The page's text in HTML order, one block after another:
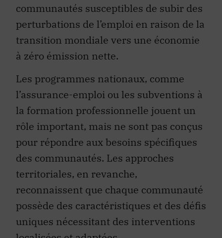
communautés susceptibles de subir des
perturbations de l’emploi en raison de la
transition mondiale vers une économie
à zéro émission nette.
Les programmes nationaux, comme
l’assurance-emploi ou les subventions à
la formation professionnelle jouent un
rôle important, mais ne sont pas conçus
pour répondre aux besoins spécifiques
des communautés. Les approches
territoriales, en revanche,
reconnaissent que chaque communauté
possède des caractéristiques et des défis
uniques nécessitant des interventions